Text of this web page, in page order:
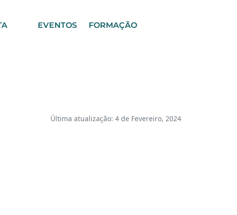
EVENTOS FORMAÇÃO
Última atualização: 4 de Fevereiro, 2024